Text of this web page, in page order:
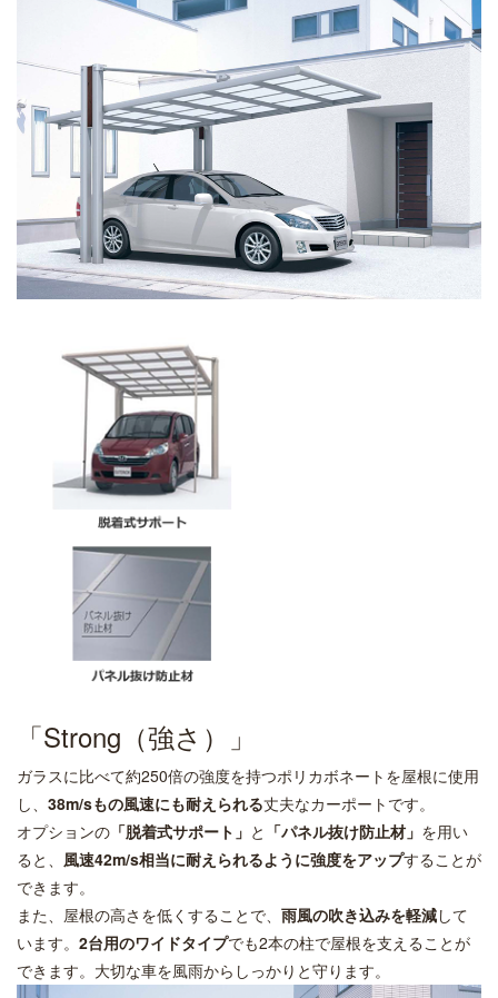
「Strong（強さ）」
ガラスに比べて約250倍の強度を持つポリカボネートを屋根に使用
し、 38m/sもの風速にも耐えられる丈夫なカーポートです。
オプションの 「脱着式サポート」 と 「パネル抜け防止材」 を用い
ると、 風速42m/s相当に耐えられるように強度をアップすることが
できます。
また、屋根の高さを低くすることで、 雨風の吹き込みを軽減して
います。 2台用のワイドタイプでも2本の柱で屋根を支えることが
できます。大切な車を風雨からしっかりと守ります。